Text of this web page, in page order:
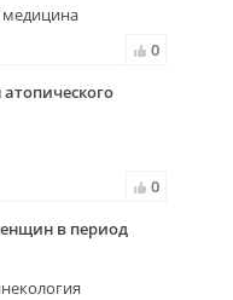
медицина
0
0
в период